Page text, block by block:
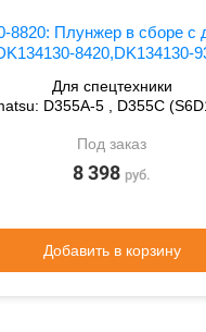
8820: Плунжер в сборе с
8420,DK134130-
Для спецтехники
D355A-5 , D355C
Под заказ
8 398 руб.
Добавить в корзину